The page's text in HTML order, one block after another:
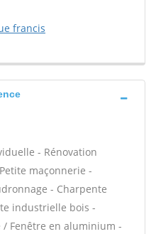
francis
- Rénovation
maçonnerie -
- Charpente
industrielle bois -
Fenêtre en aluminium -